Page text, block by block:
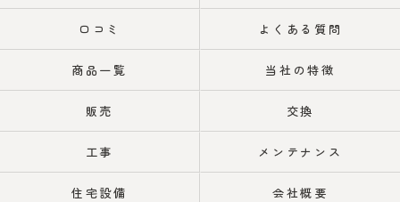
口コミ よくある質問
商品一覧 当社の特徴
販売 交換
工事 メンテナンス
住宅設備 会社概要